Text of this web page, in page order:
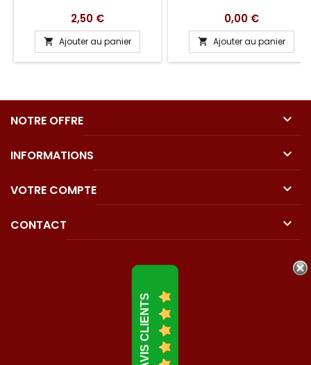
Prix
2,50 €
 Ajouter au panier
Prix
0,00 €
 Ajouter au panier
NOTRE OFFRE 
INFORMATIONS 
VOTRE COMPTE 
CONTACT 
AVIS CLIENTS